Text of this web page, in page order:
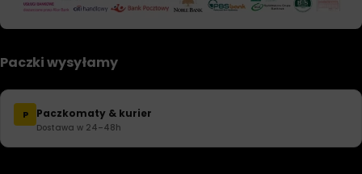
Paczki wysyłamy
P Paczkomaty & kurier
Dostawa w 24–48h